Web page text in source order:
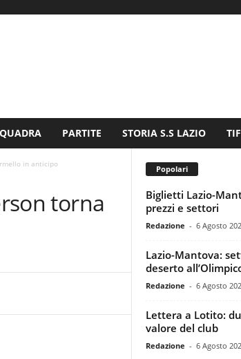
PARTITE STORIA S.S LAZIO
in anticipo
torna
Popolari
Biglietti Lazio-
prezzi e settori
Redazione - 6 Agosto
Lazio-Mantova:
deserto
Redazione - 6 Agosto
Lettera a Lotito:
valore del club
Redazione - 6 Agosto